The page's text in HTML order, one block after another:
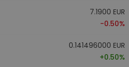
7.1900 EUR
-0.50%
0.141496000 EUR
+0.50%